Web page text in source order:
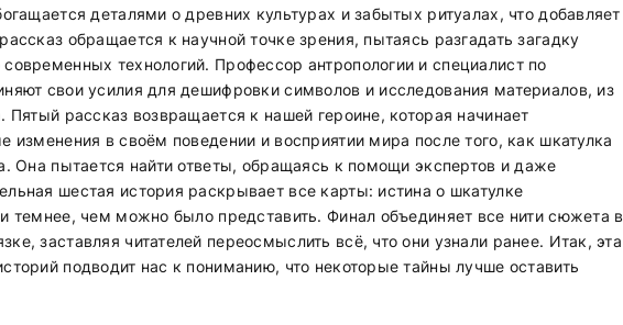
деталями о древних культурах и забытых ритуалах, что добавляет
обращается к научной точке зрения, пытаясь разгадать загадку
технологий. Профессор антропологии и специалист по
свои усилия для дешифровки символов и исследования материалов, из
Пятый рассказ возвращается к нашей героине, которая начинает
изменения в своём поведении и восприятии мира после того, как шкатулка
Она пытается найти ответы, обращаясь к помощи экспертов и даже
шестая история раскрывает все карты: истина о шкатулке
темнее, чем можно было представить. Финал объединяет все нити сюжета в
заставляя читателей переосмыслить всё, что они узнали ранее. Итак, эта
подводит нас к пониманию, что некоторые тайны лучше оставить